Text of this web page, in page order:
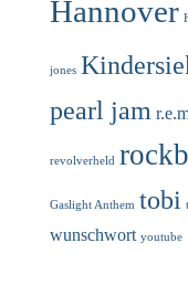
Hannover
jones
pearl jam
revolverheld
Gaslight Anthem tobi
wunschwort youtube